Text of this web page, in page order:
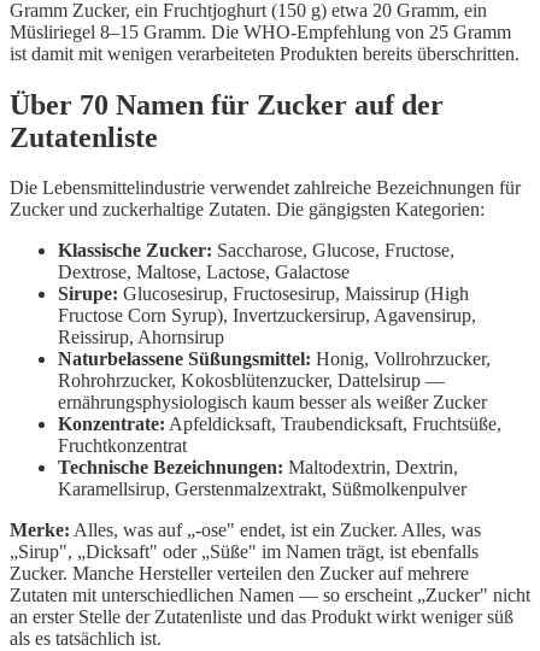
Gramm Zucker, ein Fruchtjoghurt (150 g) etwa 20 Gramm, ein
Müsliriegel 8–15 Gramm. Die WHO-Empfehlung von 25 Gramm
ist damit mit wenigen verarbeiteten Produkten bereits überschritten.
Über 70 Namen für Zucker auf der
Zutatenliste
Die Lebensmittelindustrie verwendet zahlreiche Bezeichnungen für
Zucker und zuckerhaltige Zutaten. Die gängigsten Kategorien:
Klassische Zucker: Saccharose, Glucose, Fructose,
Dextrose, Maltose, Lactose, Galactose
Sirupe: Glucosesirup, Fructosesirup, Maissirup (High
Fructose Corn Syrup), Invertzuckersirup, Agavensirup,
Reissirup, Ahornsirup
Naturbelassene Süßungsmittel: Honig, Vollrohrzucker,
Rohrohrzucker, Kokosblütenzucker, Dattelsirup —
ernährungsphysiologisch kaum besser als weißer Zucker
Konzentrate: Apfeldicksaft, Traubendicksaft, Fruchtsüße,
Fruchtkonzentrat
Technische Bezeichnungen: Maltodextrin, Dextrin,
Karamellsirup, Gerstenmalzextrakt, Süßmolkenpulver
Merke: Alles, was auf „-ose" endet, ist ein Zucker. Alles, was
„Sirup", „Dicksaft" oder „Süße" im Namen trägt, ist ebenfalls
Zucker. Manche Hersteller verteilen den Zucker auf mehrere
Zutaten mit unterschiedlichen Namen — so erscheint „Zucker" nicht
an erster Stelle der Zutatenliste und das Produkt wirkt weniger süß
als es tatsächlich ist.